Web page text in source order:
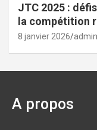
JTC 2025 :
la compétition
8 janvier 2026 admin
A propos